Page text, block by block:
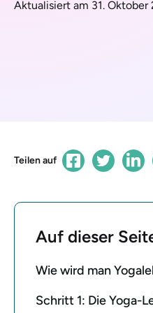
Aktualisiert am 31. Oktober
Teilen auf
Auf dieser
Wie wird man
Schritt 1: Die Yoga-